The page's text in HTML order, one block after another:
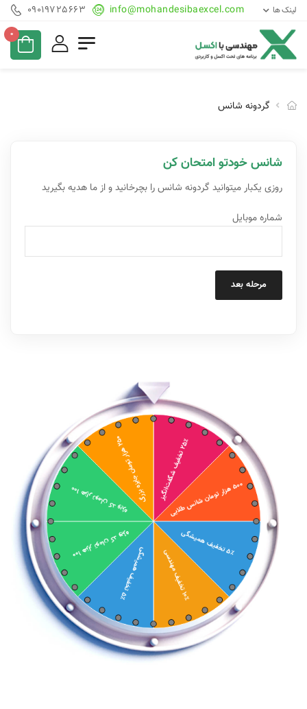
لینک ها 09019725663 info@mohandesibaexcel.com
0
گردونه شانس
شانس خودتو امتحان کن
روزی یکبار میتوانید گردونه شانس را بچرخانید و از ما هدیه بگیرید
شماره موبایل
مرحله بعد